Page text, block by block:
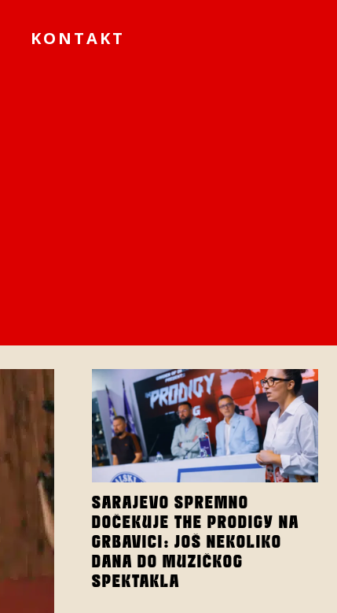
KONTAKT
SARAJEVO SPREMNO
DOČEKUJE THE PRODIGY NA
GRBAVICI: JOŠ NEKOLIKO
DANA DO MUZIČKOG
SPEKTAKLA